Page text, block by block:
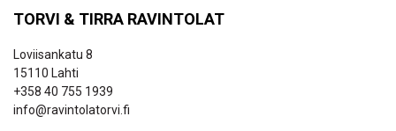
TORVI & TIRRA RAVINTOLAT
Loviisankatu 8
15110 Lahti
+358 40 755 1939
info@ravintolatorvi.fi